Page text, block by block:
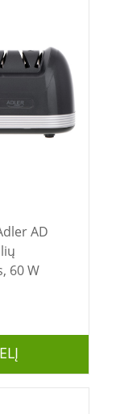
60 W